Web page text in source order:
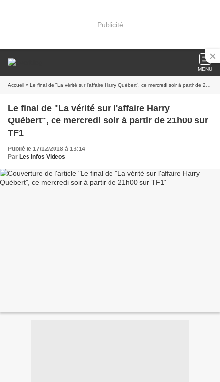
Publicité
MENU
Accueil » Le final de "La vérité sur l'affaire Harry Québert", ce mercredi soir à partir de 21h00 sur TF1
Le final de "La vérité sur l'affaire Harry
Québert", ce mercredi soir à partir de 21h00 sur
TF1
Publié le 17/12/2018 à 13:14
Par Les Infos Videos